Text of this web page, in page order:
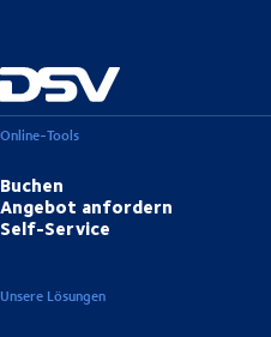
Online-Tools
Buchen
Angebot anfordern
Self-Service
Unsere Lösungen